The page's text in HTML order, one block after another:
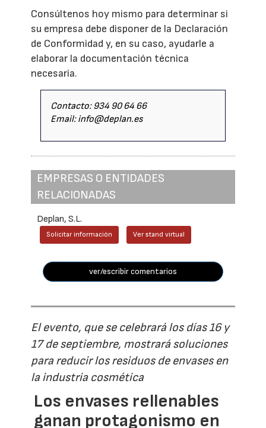
Consúltenos hoy mismo para determinar si
su empresa debe disponer de la Declaración
de Conformidad y, en su caso, ayudarle a
elaborar la documentación técnica
necesaria.
Contacto: 934 90 64 66
Email: info@deplan.es
EMPRESAS O ENTIDADES
RELACIONADAS
Deplan, S.L.
Solicitar información Ver stand virtual
ver/escribir comentarios
El evento, que se celebrará los días 16 y
17 de septiembre, mostrará soluciones
para reducir los residuos de envases en
la industria cosmética
Los envases rellenables
ganan protagonismo en